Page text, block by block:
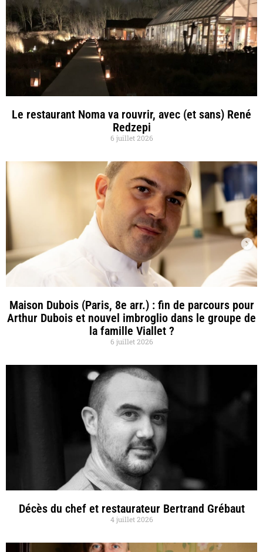
Le restaurant Noma va rouvrir, avec (et sans) René
Redzepi
6 juillet 2026
Maison Dubois (Paris, 8e arr.) : fin de parcours pour
Arthur Dubois et nouvel imbroglio dans le groupe de
la famille Viallet ?
6 juillet 2026
Décès du chef et restaurateur Bertrand Grébaut
4 juillet 2026